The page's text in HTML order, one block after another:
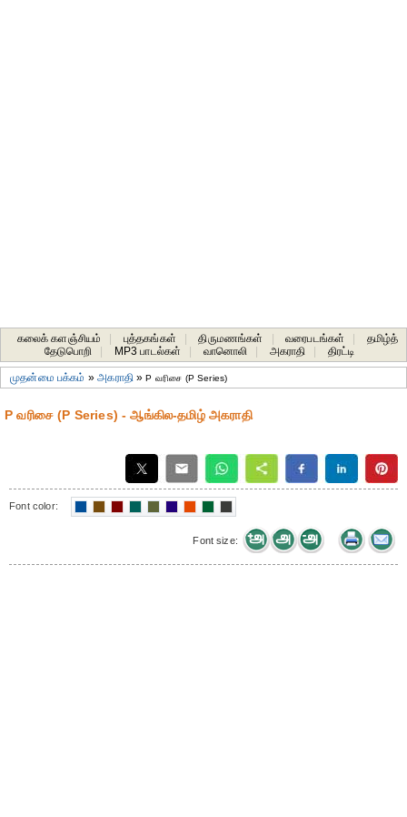
கலைக் களஞ்சியம் புத்தகங்கள் திருமணங்கள் வரைபடங்கள்
தமிழ்த்
தேடுபொறி
MP3 பாடல்கள் வானொலி அகராதி திரட்டி
முதன்மை பக்கம் »அகராதி»P வரிசை (P Series)
P வரிசை (P Series) - ஆங்கில-தமிழ் அகராதி
Font color:
Font size: